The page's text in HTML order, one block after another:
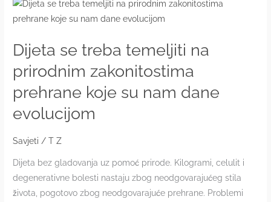
Dijeta se treba temeljiti na
prirodnim zakonitostima
prehrane koje su nam dane
evolucijom
Savjeti /T Z
Dijeta bez gladovanja uz pomoć prirode. Kilogrami, celulit i
degenerativne bolesti nastaju zbog neodgovarajućeg stila
života, pogotovo zbog neodgovarajuće prehrane. Problemi